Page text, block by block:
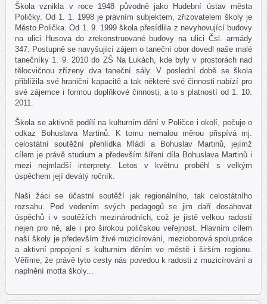
Škola vznikla v roce 1948 původně jako Hudební ústav města
Poličky. Od 1. 1. 1998 je právním subjektem, zřizovatelem školy je
Město Polička. Od 1. 9. 1999 škola přesídlila z nevyhovující budovy
na ulici Husova do zrekonstruované budovy na ulici Čsl. armády
347. Postupně se navyšující zájem o taneční obor dovedl naše malé
tanečníky 1. 9. 2010 do ZŠ Na Lukách, kde byly v prostorách nad
tělocvičnou zřízeny dva taneční sály. V poslední době se škola
přiblížila své hraniční kapacitě a tak některé své činnosti nabízí pro
své zájemce i formou doplňkové činnosti, a to s platností od 1. 10.
2011.
Škola se aktivně podílí na kulturním dění v Poličce i okolí, pečuje o
odkaz Bohuslava Martinů. K tomu nemalou měrou přispívá mj.
celostátní soutěžní přehlídka Mládí a Bohuslav Martinů, jejímž
cílem je právě studium a především šíření díla Bohuslava Martinů i
mezi nejmladší interprety. Letos v květnu proběhl s velkým
úspěchem její devátý ročník.
Naši žáci se účastní soutěží jak regionálního, tak celostátního
rozsahu. Pod vedením svých pedagogů se jim daří dosahovat
úspěchů i v soutěžích mezinárodních, což je jistě velkou radostí
nejen pro ně, ale i pro širokou poličskou veřejnost. Hlavním cílem
naší školy je především živé muzicírování, mezioborová spolupráce
a aktivní propojení s kulturním děním ve městě i širším regionu.
Věříme, že právě tyto cesty nás povedou k radosti z muzicírování a
naplnění motta školy...